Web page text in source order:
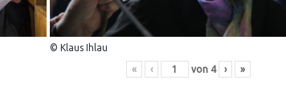
© Klaus Ihlau
« ‹ von 4 › »